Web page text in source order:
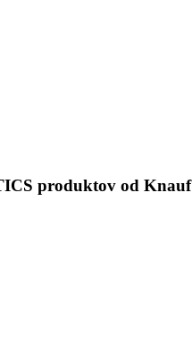
produktov od Knauf